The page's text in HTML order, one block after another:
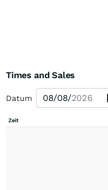
Times and Sales
Datum
Zeit